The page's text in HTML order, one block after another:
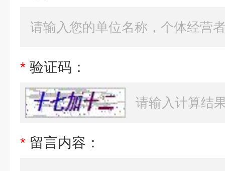
* 验证码：
* 留言内容：